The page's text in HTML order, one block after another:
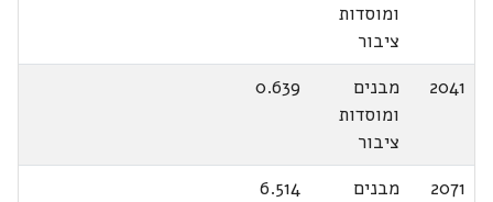
ומוסדות
ציבור
2041
מבנים
ומוסדות
ציבור
0.639
2071
מבנים
6.514